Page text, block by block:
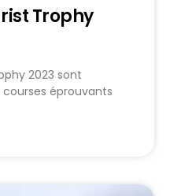
Trophy
2023 sont
courses éprouvants